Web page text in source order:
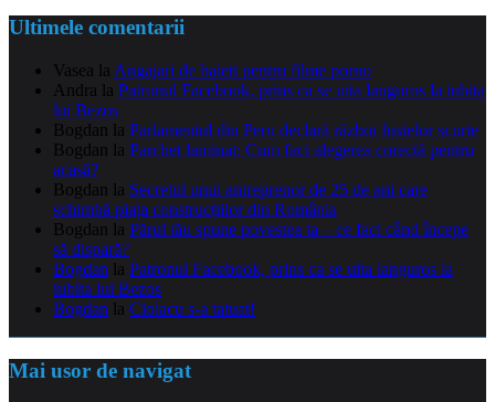
Ultimele comentarii
Vasea la Angajari de baieti pentru filme porno
Andra la Patronul Facebook, prins ca se uita languros la iubita
lui Bezos
Bogdan la Parlamentul din Peru declară război fustelor scurte
Bogdan la Parchet laminat: Cum faci alegerea corectă pentru
acasă?
Bogdan la Secretul unui antreprenor de 25 de ani care
schimbă piața construcțiilor din România
Bogdan la Părul tău spune povestea ta – ce faci când începe
să dispară?
Bogdan la Patronul Facebook, prins ca se uita languros la
iubita lui Bezos
Bogdan la Ciolacu s-a tatuat!
Mai usor de navigat